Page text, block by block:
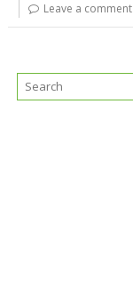
Leave a comment